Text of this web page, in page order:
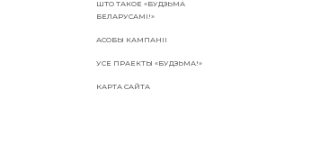
ШТО ТАКОЕ «БУДЗЬМА
БЕЛАРУСАМІ!»
АСОБЫ КАМПАНІІ
УСЕ ПРАЕКТЫ «БУДЗЬМА!»
КАРТА САЙТА